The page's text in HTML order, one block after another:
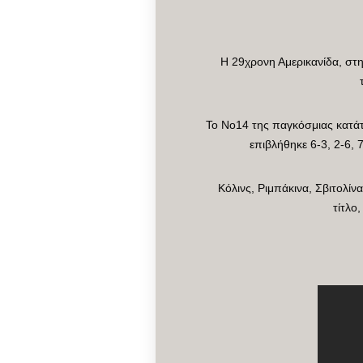
Η 29χρονη Αμερικανίδα,
Το Νο14 της παγκόσμιας
επιβλήθηκε 6-3, 2-6,
Κόλινς, Ριμπάκινα,